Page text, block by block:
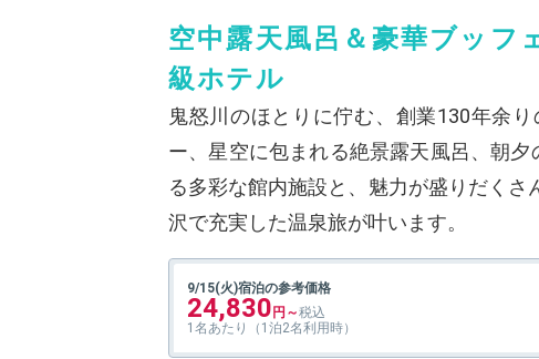
空中露天風呂＆豪華ブッフ
級ホテル
鬼怒川のほとりに佇む、創業130年余
ー、星空に包まれる絶景露天風呂、朝
る多彩な館内施設と、魅力が盛りだく
沢で充実した温泉旅が叶います。
9/15(火)宿泊の参考価格
24,830
1名あたり（1泊2名利用時）